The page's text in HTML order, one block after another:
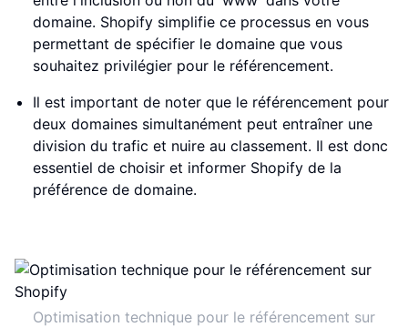
domaine. Shopify simplifie ce processus en vous
permettant de spécifier le domaine que vous
souhaitez privilégier pour le référencement.
Il est important de noter que le référencement pour
deux domaines simultanément peut entraîner une
division du trafic et nuire au classement. Il est donc
essentiel de choisir et informer Shopify de la
préférence de domaine.
Optimisation technique pour le référencement sur